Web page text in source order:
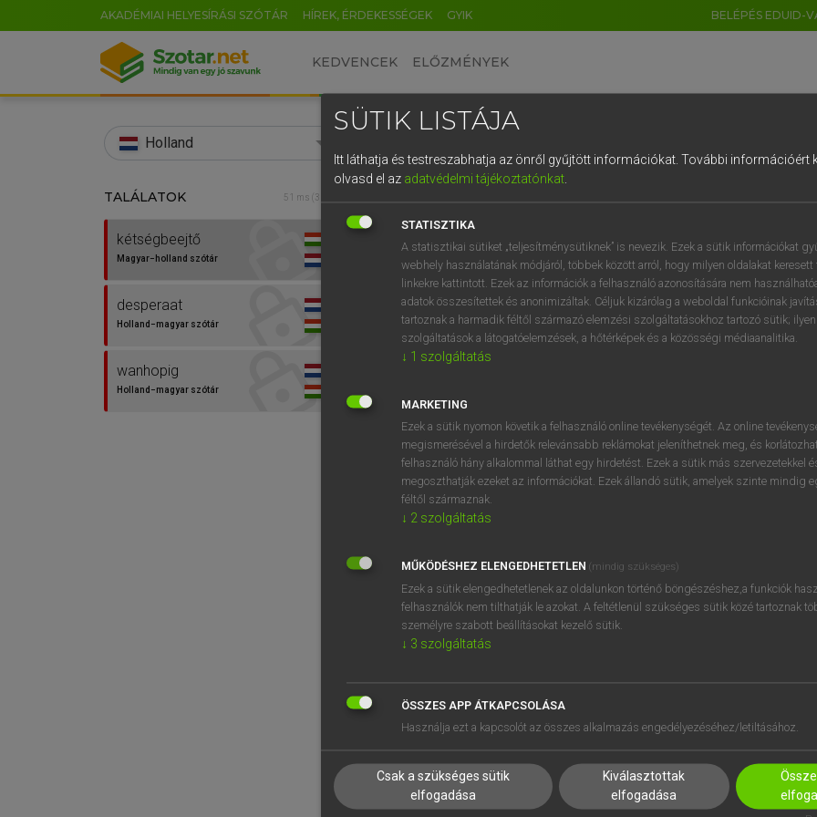
AKADÉMIAI HELYESÍRÁSI SZÓTÁR HÍREK, ÉRDEKESSÉGEK GYIK BELÉPÉS EDUID-
KEDVENCEK ELŐZMÉNYEK
Holland
TALÁLATOK 51 ms (3 db)
kétségbeejtő
Magyar−holland szótár
desperaat
Holland−magyar szótár
wanhopig
Holland−magyar szótár
Magyar−holland szótár
VAN ELŐFIZETÉSED?
megtekintéséhez.
BELÉPÉS
próbaverziójának
regisztrálok ésbelépek.
REGISZTRÁCIÓ
SÜTIK LISTÁJA
Itt láthatja és testreszabhatja az önről gyűjtött információkat. További információért
olvasd el az adatvédelmi tájékoztatónkat.
STATISZTIKA
A statisztikai sütiket „teljesítménysütiknek” is nevezik. Ezek a sütik információkat
webhely használatának módjáról, többek között arról, hogy milyen oldalakat keresett
linkekre kattintott. Ezek az információk a felhasználó azonosítására nem
adatok összesítettek és anonimizáltak. Céljuk kizárólag a weboldal funkcióinak
tartoznak a harmadik féltől származó elemzési szolgáltatásokhoz tartozó sütik;
szolgáltatások a látogatóelemzések, a hőtérképek és a közösségi médiaanalitika.
↓ 1 szolgáltatás
MARKETING
Ezek a sütik nyomon követik a felhasználó online tevékenységét. Az online
megismerésével a hirdetők relevánsabb reklámokat jeleníthetnek meg, és
felhasználó hány alkalommal láthat egy hirdetést. Ezek a sütik más szervezetekkel
megoszthatják ezeket az információkat. Ezek állandó sütik, amelyek szinte mindig
féltől származnak.
↓ 2 szolgáltatás
MŰKÖDÉSHEZ ELENGEDHETETLEN (mindig szükséges)
Ezek a sütik elengedhetetlenek az oldalunkon történő böngészéshez,a funkciók
felhasználók nem tilthatják le azokat. A feltétlenül szükséges sütik közé tartoznak
személyre szabott beállításokat kezelő sütik.
↓ 3 szolgáltatás
ÖSSZES APP ÁTKAPCSOLÁSA
Használja ezt a kapcsolót az összes alkalmazás engedélyezéséhez/letiltásához.
Csak a szükséges sütik
elfogadása
Kiválasztottak
elfogadása
EN HU DE CN FR ES IT NL
0 1 2 3 4 5 6 7 8 9
q w e r t z u i
a s d f g h j k l é
í y x c v b n m , .